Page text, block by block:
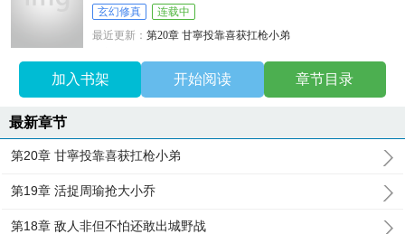
玄幻修真
连载中
最近更新：第20章 甘寧投靠喜获扛枪小弟
加入书架 开始阅读 章节目录
最新章节
第20章 甘寧投靠喜获扛枪小弟
第19章 活捉周瑜抢大小乔
第18章 敌人非但不怕还敢出城野战